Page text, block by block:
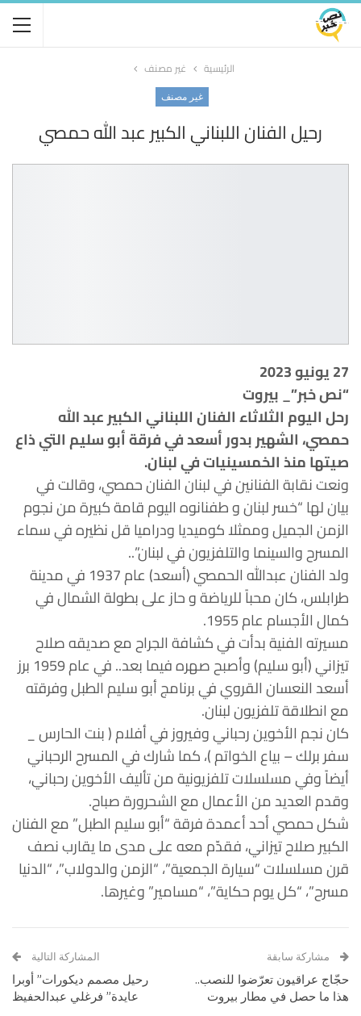
الرئيسية غير مصنف
غير مصنف
رحيل الفنان اللبناني الكبير عبد الله حمصي
27 يونيو 2023
“نص خبر”_ بيروت
رحل اليوم الثلاثاء الفنان اللبناني الكبير عبد الله
حمصي، الشهير بدور أسعد في فرقة أبو سليم التي ذاع
صيتها منذ الخمسينيات في لبنان.
ونعت نقابة الفنانين في لبنان الفنان حمصي، وقالت في
بيان لها “خسر لبنان و طفنانوه اليوم قامة كبيرة من نجوم
الزمن الجميل وممثلا كوميديا ودراميا قل نظيره في سماء
المسرح والسينما والتلفزيون في لبنان”..
ولد الفنان عبدالله الحمصي (أسعد) عام 1937 في مدينة
طرابلس، كان محباً للرياضة و حاز على بطولة الشمال في
كمال الأجسام عام 1955.
مسيرته الفنية بدأت في كشافة الجراح مع صديقه صلاح
تيزاني (أبو سليم) وأصبح صهره فيما بعد.. في عام 1959 برز
أسعد النعسان القروي في برنامج أبو سليم الطبل وفرقته
مع انطلاقة تلفزيون لبنان.
كان نجم الأخوين رحباني وفيروز في أفلام ( بنت الحارس _
سفر برلك – بياع الخواتم )، كما شارك في المسرح الرحباني
أيضاً وفي مسلسلات تلفزيونية من تأليف الأخوين رحباني،
وقدم العديد من الأعمال مع الشحرورة صباح.
شكل حمصي أحد أعمدة فرقة “أبو سليم الطبل” مع الفنان
الكبير صلاح تيزاني، فقدّم معه على مدى ما يقارب نصف
قرن مسلسلات “سيارة الجمعية”، “الزمن والدولاب”، “الدنيا
مسرح”، “كل يوم حكاية”، “مسامير” وغيرها.
مشاركة سابقة
حجّاج عراقيون تعرّضوا للنصب..
هذا ما حصل في مطار بيروت
المشاركة التالية
رحيل مصمم ديكورات” أوبرا
عايدة” فرغلي عبدالحفيظ